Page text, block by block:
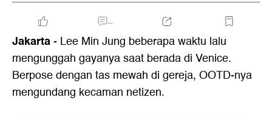
...
Jakarta- Lee Min Jung beberapa waktu lalu
mengunggah gayanya saat berada di Venice.
Berpose dengan tas mewah di gereja, OOTD-nya
mengundang kecaman netizen.